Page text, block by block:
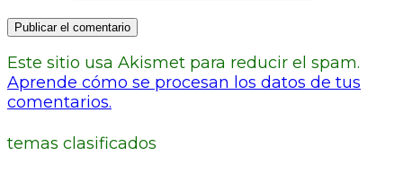
Este sitio usa Akismet para reducir el spam.
Aprende cómo se procesan los datos de tus
comentarios.
temas clasificados